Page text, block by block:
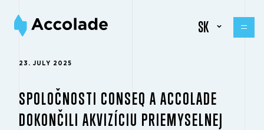
SK
23. JULY 2025
SPOLOČNOSTI CONSEQ A ACCOLADE
DOKONČILI AKVIZÍCIU PRIEMYSELNEJ